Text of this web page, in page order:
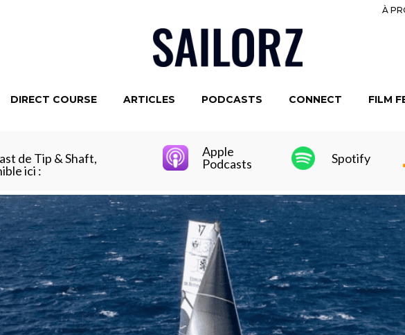
À
DIRECT COURSE ARTICLES PODCASTS CONNECT FILM
de Tip & Shaft,
ici :
Apple
Podcasts
Spotify